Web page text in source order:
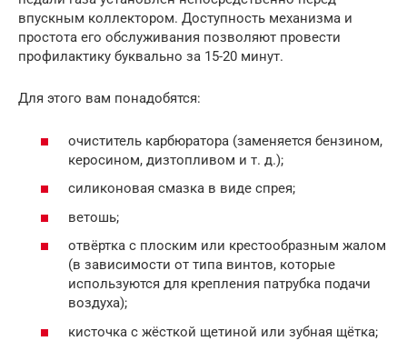
впускным коллектором. Доступность механизма и
простота его обслуживания позволяют провести
профилактику буквально за 15-20 минут.
Для этого вам понадобятся:
очиститель карбюратора (заменяется бензином,
керосином, дизтопливом и т. д.);
силиконовая смазка в виде спрея;
ветошь;
отвёртка с плоским или крестообразным жалом
(в зависимости от типа винтов, которые
используются для крепления патрубка подачи
воздуха);
кисточка с жёсткой щетиной или зубная щётка;